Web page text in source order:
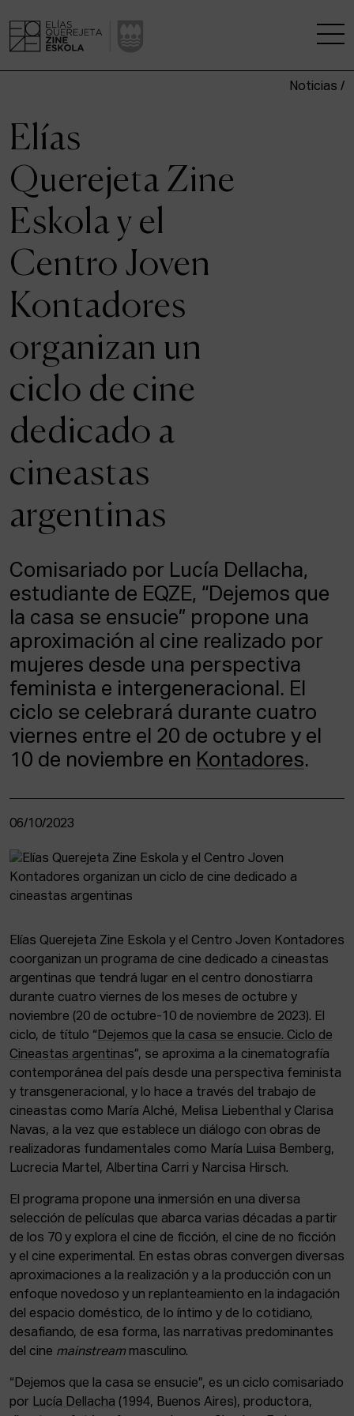
CENTRO DE INVESTIGACIÓN
ESTUDIOS
KINOFABRIKA
COMUNIDAD
LA CASA DEL CINE
ACTUALIDAD
Intranet
EUS
ESP
Noticias /
Elías
Querejeta Zine
Eskola y el
Centro Joven
Kontadores
organizan un
ciclo de cine
dedicado a
cineastas
argentinas
Comisariado por Lucía Dellacha,
estudiante de EQZE, “Dejemos que
la casa se ensucie” propone una
aproximación al cine realizado por
mujeres desde una perspectiva
feminista e intergeneracional. El
ciclo se celebrará durante cuatro
viernes entre el 20 de octubre y el
10 de noviembre en Kontadores.
06/10/2023
Elías Querejeta Zine Eskola y el Centro Joven Kontadores
coorganizan un programa de cine dedicado a cineastas
argentinas que tendrá lugar en el centro donostiarra
durante cuatro viernes de los meses de octubre y
noviembre (20 de octubre-10 de noviembre de 2023). El
ciclo, de título “ Dejemos que la casa se ensucie. Ciclo de
Cineastas argentinas”, se aproxima a la cinematografía
contemporánea del país desde una perspectiva feminista
y transgeneracional, y lo hace a través del trabajo de
cineastas como María Alché, Melisa Liebenthal y Clarisa
Navas, a la vez que establece un diálogo con obras de
realizadoras fundamentales como María Luisa Bemberg,
Lucrecia Martel, Albertina Carri y Narcisa Hirsch.
El programa propone una inmersión en una diversa
selección de películas que abarca varias décadas a partir
de los 70 y explora el cine de ficción, el cine de no ficción
y el cine experimental. En estas obras convergen diversas
aproximaciones a la realización y a la producción con un
enfoque novedoso y un replanteamiento en la indagación
del espacio doméstico, de lo íntimo y de lo cotidiano,
desafiando, de esa forma, las narrativas predominantes
del cine mainstream masculino.
“Dejemos que la casa se ensucie”, es un ciclo comisariado
por Lucía Dellacha (1994, Buenos Aires), productora,